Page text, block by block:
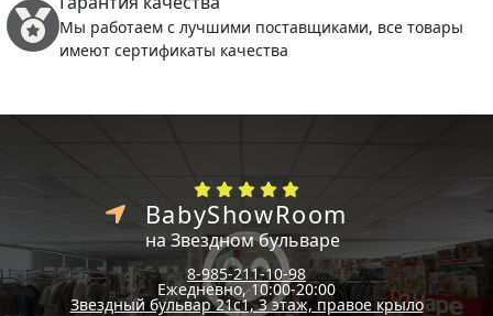
Мы работаем с лучшими поставщиками, все товары
имеют сертификаты качества
BabyShowRoom
на Звездном бульваре
8-985-211-10-98
Ежедневно, 10:00-20:00
Звездный бульвар 21с1, 3 этаж, правое крыло